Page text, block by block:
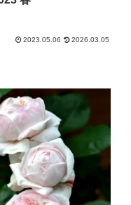
2023.05.06 2026.03.05